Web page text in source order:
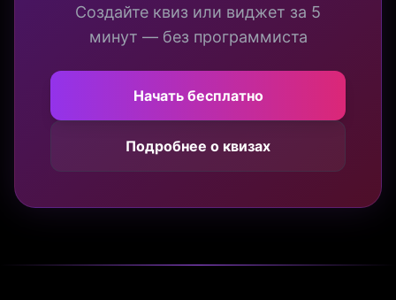
Создайте квиз или виджет за 5
минут — без программиста
Начать бесплатно
Подробнее о квизах